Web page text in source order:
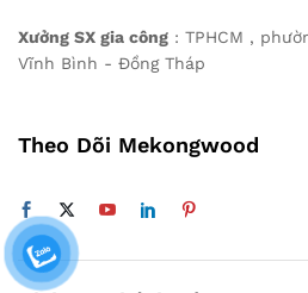
Xưởng SX gia công : TPHCM ,
Vĩnh Bình - Đồng Tháp
Theo Dõi Mekongwood